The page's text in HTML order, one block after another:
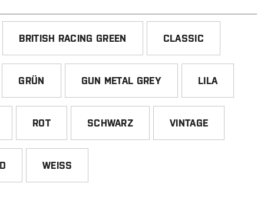
BRITISH RACING GREEN CLASSIC
GRÜN GUN METAL GREY LILA
ROT SCHWARZ VINTAGE
WEISS